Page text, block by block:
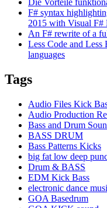
Die Vorteile
F# syntax
2015 with Visual F#
An F# rewrite of a
Less Code and
languages
Tags
Audio Files Kick
Audio Production
Bass and Drum
BASS DRUM
Bass Patterns Kicks
big fat low deep
Drum & BASS
EDM Kick Bass
electronic dance
GOA Basedrum